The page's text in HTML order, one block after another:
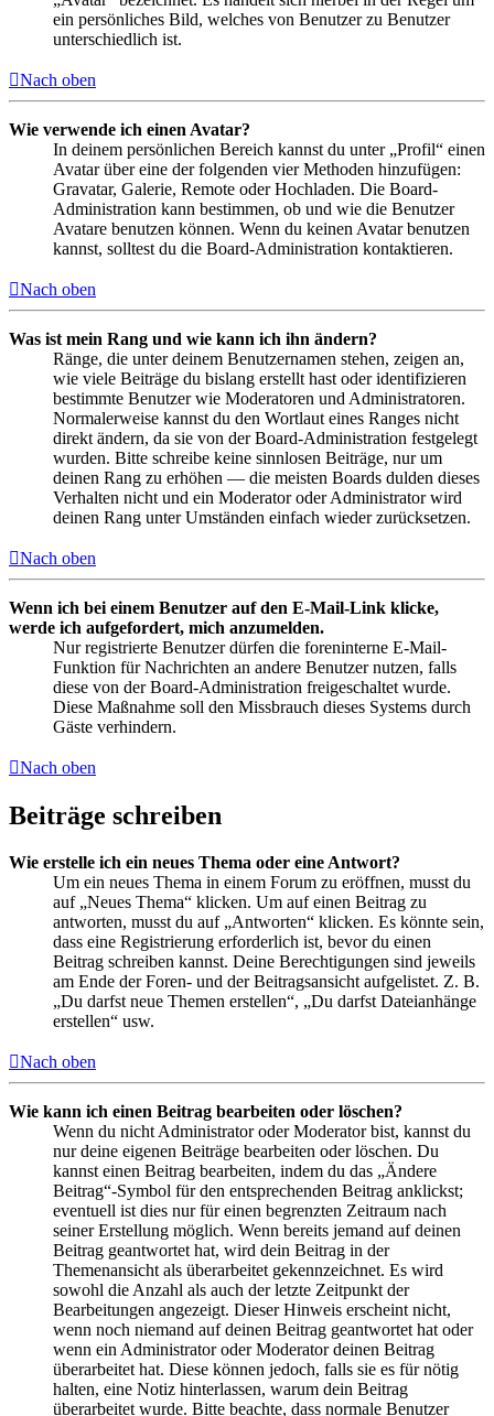
ein persönliches Bild, welches von Benutzer zu Benutzer
unterschiedlich ist.
Nach oben
Wie verwende ich einen Avatar?
In deinem persönlichen Bereich kannst du unter „Profil“ einen
Avatar über eine der folgenden vier Methoden hinzufügen:
Gravatar, Galerie, Remote oder Hochladen. Die Board-
Administration kann bestimmen, ob und wie die Benutzer
Avatare benutzen können. Wenn du keinen Avatar benutzen
kannst, solltest du die Board-Administration kontaktieren.
Nach oben
Was ist mein Rang und wie kann ich ihn ändern?
Ränge, die unter deinem Benutzernamen stehen, zeigen an,
wie viele Beiträge du bislang erstellt hast oder identifizieren
bestimmte Benutzer wie Moderatoren und Administratoren.
Normalerweise kannst du den Wortlaut eines Ranges nicht
direkt ändern, da sie von der Board-Administration festgelegt
wurden. Bitte schreibe keine sinnlosen Beiträge, nur um
deinen Rang zu erhöhen — die meisten Boards dulden dieses
Verhalten nicht und ein Moderator oder Administrator wird
deinen Rang unter Umständen einfach wieder zurücksetzen.
Nach oben
Wenn ich bei einem Benutzer auf den E-Mail-Link klicke,
werde ich aufgefordert, mich anzumelden.
Nur registrierte Benutzer dürfen die foreninterne E-Mail-
Funktion für Nachrichten an andere Benutzer nutzen, falls
diese von der Board-Administration freigeschaltet wurde.
Diese Maßnahme soll den Missbrauch dieses Systems durch
Gäste verhindern.
Nach oben
Beiträge schreiben
Wie erstelle ich ein neues Thema oder eine Antwort?
Um ein neues Thema in einem Forum zu eröffnen, musst du
auf „Neues Thema“ klicken. Um auf einen Beitrag zu
antworten, musst du auf „Antworten“ klicken. Es könnte sein,
dass eine Registrierung erforderlich ist, bevor du einen
Beitrag schreiben kannst. Deine Berechtigungen sind jeweils
am Ende der Foren- und der Beitragsansicht aufgelistet. Z. B.
„Du darfst neue Themen erstellen“, „Du darfst Dateianhänge
erstellen“ usw.
Nach oben
Wie kann ich einen Beitrag bearbeiten oder löschen?
Wenn du nicht Administrator oder Moderator bist, kannst du
nur deine eigenen Beiträge bearbeiten oder löschen. Du
kannst einen Beitrag bearbeiten, indem du das „Ändere
Beitrag“-Symbol für den entsprechenden Beitrag anklickst;
eventuell ist dies nur für einen begrenzten Zeitraum nach
seiner Erstellung möglich. Wenn bereits jemand auf deinen
Beitrag geantwortet hat, wird dein Beitrag in der
Themenansicht als überarbeitet gekennzeichnet. Es wird
sowohl die Anzahl als auch der letzte Zeitpunkt der
Bearbeitungen angezeigt. Dieser Hinweis erscheint nicht,
wenn noch niemand auf deinen Beitrag geantwortet hat oder
wenn ein Administrator oder Moderator deinen Beitrag
überarbeitet hat. Diese können jedoch, falls sie es für nötig
halten, eine Notiz hinterlassen, warum dein Beitrag
überarbeitet wurde. Bitte beachte, dass normale Benutzer